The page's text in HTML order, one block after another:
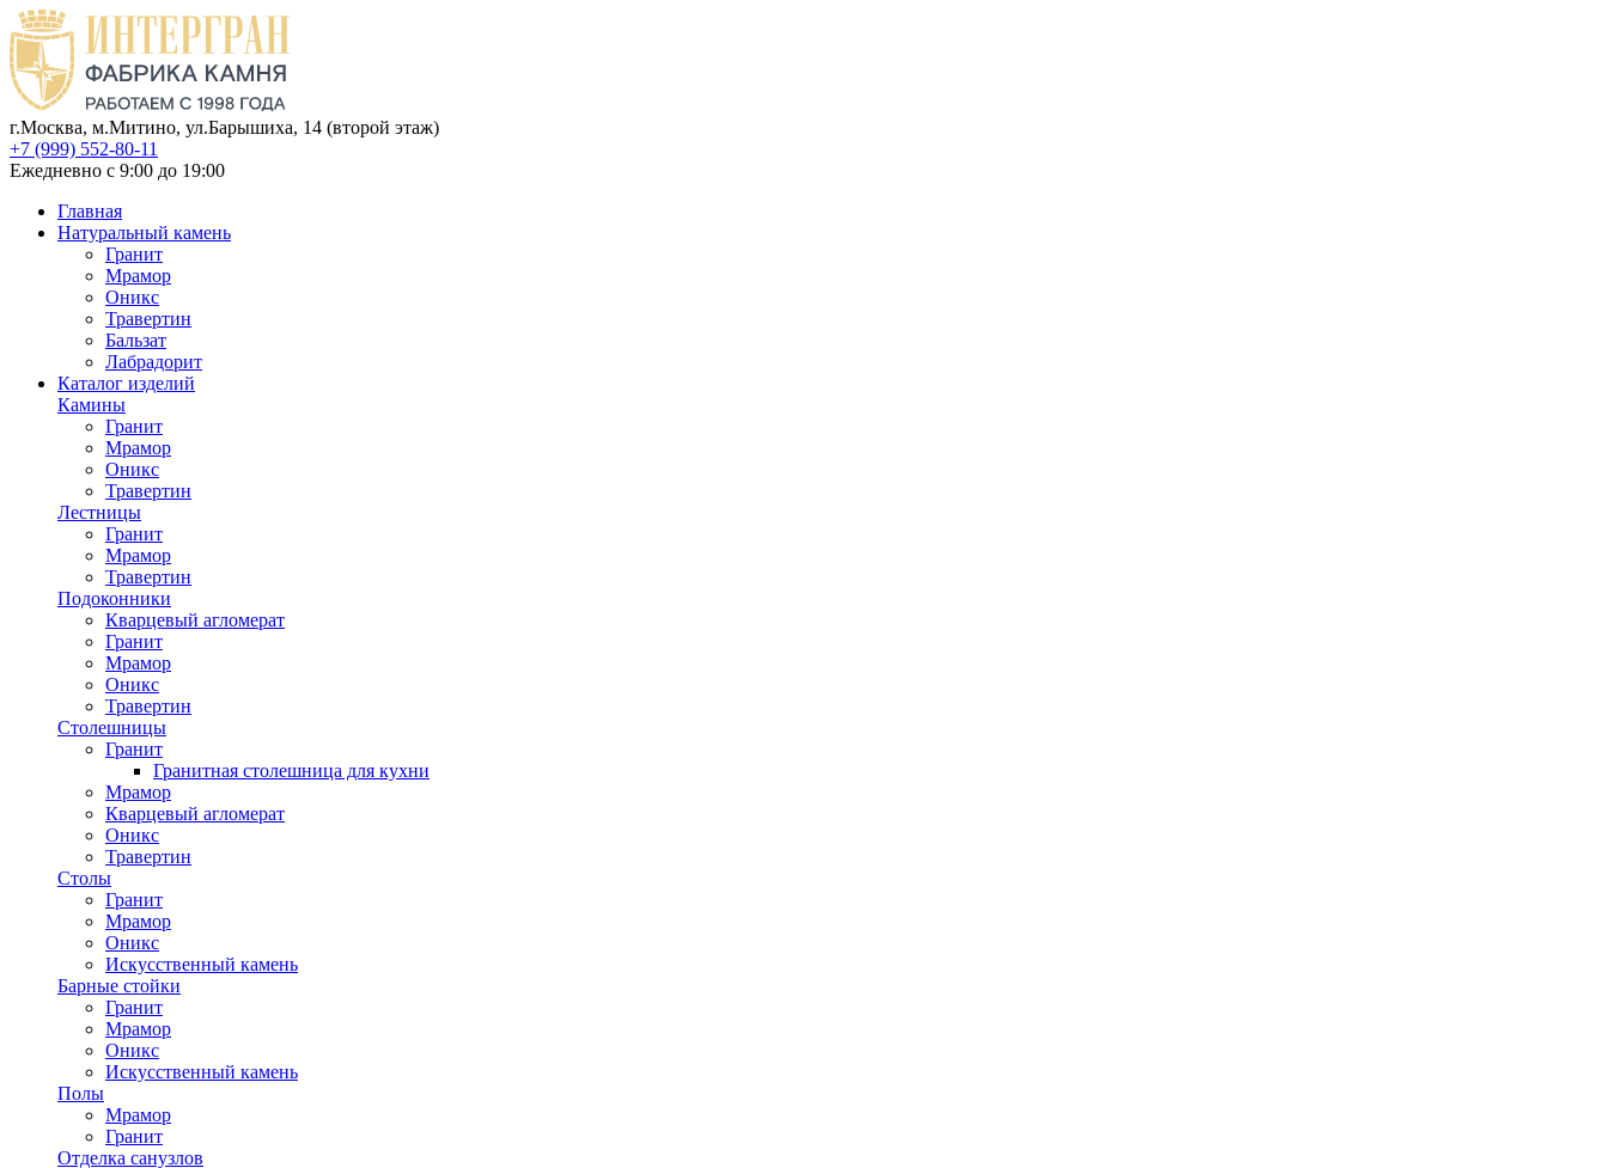
г.Москва, м.Митино, ул.Барышиха, 14 (второй этаж)
+7 (999) 552-80-11
Ежедневно с 9:00 до 19:00
Главная
Натуральный камень
Гранит
Мрамор
Оникс
Травертин
Бальзат
Лабрадорит
Каталог изделий
Камины
Гранит
Мрамор
Оникс
Травертин
Лестницы
Гранит
Мрамор
Травертин
Подоконники
Кварцевый агломерат
Гранит
Мрамор
Оникс
Травертин
Столешницы
Гранит
Гранитная столешница для кухни
Мрамор
Кварцевый агломерат
Оникс
Травертин
Столы
Гранит
Мрамор
Оникс
Искусственный камень
Барные стойки
Гранит
Мрамор
Оникс
Искусственный камень
Полы
Мрамор
Гранит
Отделка санузлов